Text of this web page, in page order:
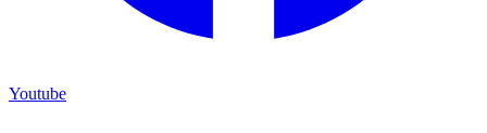
Youtube